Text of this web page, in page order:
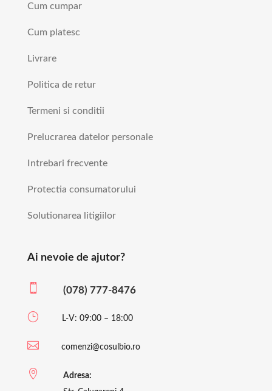
Cum cumpar
Cum platesc
Livrare
Politica de retur
Termeni si conditii
Prelucrarea datelor personale
Intrebari frecvente
Protectia consumatorului
Solutionarea litigiilor
Ai nevoie de ajutor?
 (078) 777-8476
} L-V: 09:00 – 18:00
 comenzi@cosulbio.ro

Adresa: